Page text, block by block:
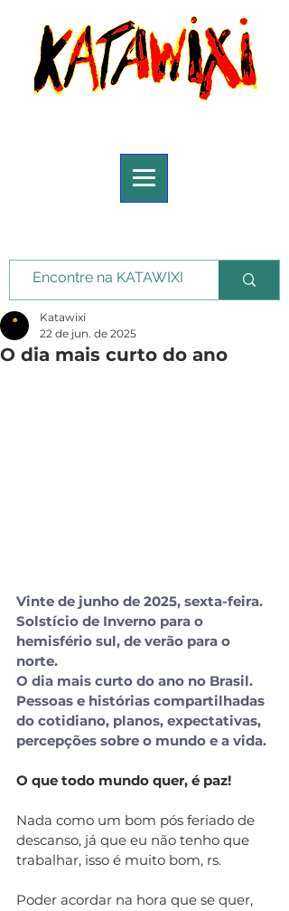
O dia mais curto do ano
Katawixi
22 de jun. de 2025
Vinte de junho de 2025, sexta-feira.
Solstício de Inverno para o
hemisfério sul, de verão para o
norte.
O dia mais curto do ano no Brasil.
Pessoas e histórias compartilhadas
do cotidiano, planos, expectativas,
percepções sobre o mundo e a vida.
O que todo mundo quer, é paz!
Nada como um bom pós feriado de
descanso, já que eu não tenho que
trabalhar, isso é muito bom, rs.
Poder acordar na hora que se quer,